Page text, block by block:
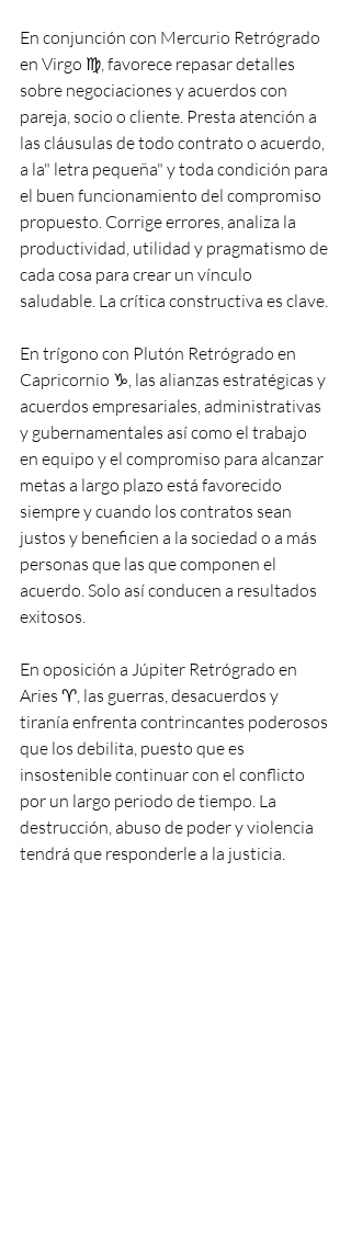
En conjunción con Mercurio Retrógrado
en Virgo ♍️, favorece repasar detalles
sobre negociaciones y acuerdos con
pareja, socio o cliente. Presta atención a
las cláusulas de todo contrato o acuerdo,
a la" letra pequeña" y toda condición para
el buen funcionamiento del compromiso
propuesto. Corrige errores, analiza la
productividad, utilidad y pragmatismo de
cada cosa para crear un vínculo
saludable. La crítica constructiva es clave.
En trígono con Plutón Retrógrado en
Capricornio ♑️, las alianzas estratégicas y
acuerdos empresariales, administrativas
y gubernamentales así como el trabajo
en equipo y el compromiso para alcanzar
metas a largo plazo está favorecido
siempre y cuando los contratos sean
justos y beneficien a la sociedad o a más
personas que las que componen el
acuerdo. Solo así conducen a resultados
exitosos.
En oposición a Júpiter Retrógrado en
Aries ♈️, las guerras, desacuerdos y
tiranía enfrenta contrincantes poderosos
que los debilita, puesto que es
insostenible continuar con el conflicto
por un largo periodo de tiempo. La
destrucción, abuso de poder y violencia
tendrá que responderle a la justicia.